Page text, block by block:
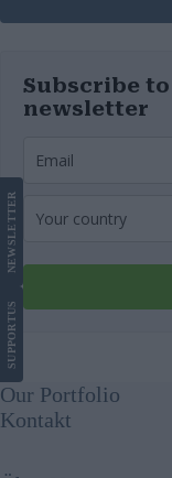
Subscribe
newsletter
SUPPORT
US
NEWS
LETTER
Our Portfolio
Kontakt